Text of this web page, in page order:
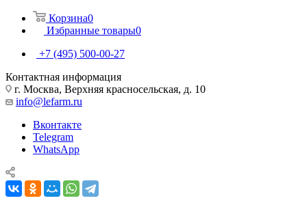
Корзина0
Избранные товары0
+7 (495) 500-00-27
Контактная информация
г. Москва, Верхняя красносельская, д. 10
info@lefarm.ru
Вконтакте
Telegram
WhatsApp